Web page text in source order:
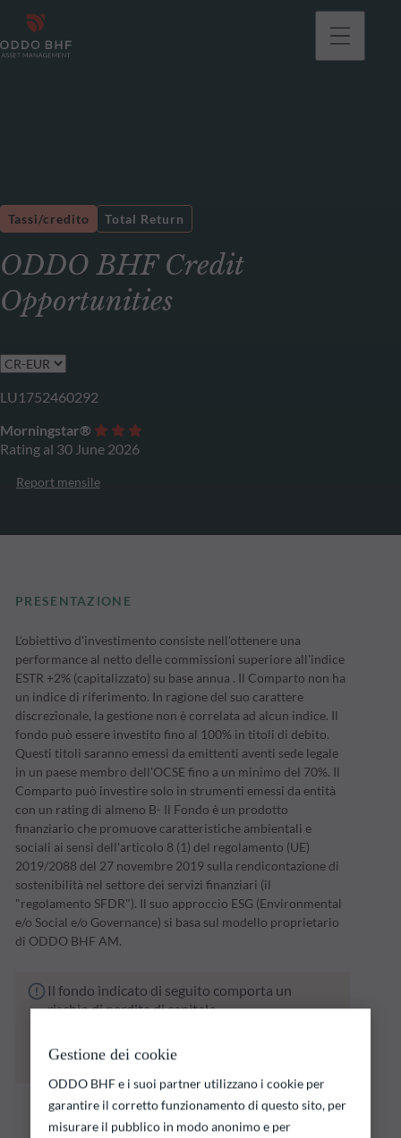
ODDO BHF Credit
Opportunities
Tassi/credito Total Return
LU1752460292
Morningstar®
Rating al 30 June 2026
Report mensile
PRESENTAZIONE
L'obiettivo d'investimento consiste nell'ottenere una
performance al netto delle commissioni superiore all'indice
ESTR +2% (capitalizzato) su base annua . Il Comparto non ha
un indice di riferimento. In ragione del suo carattere
discrezionale, la gestione non è correlata ad alcun indice. Il
fondo può essere investito fino al 100% in titoli di debito.
Questi titoli saranno emessi da emittenti aventi sede legale
in un paese membro dell'OCSE fino a un minimo del 70%. Il
Comparto può investire solo in strumenti emessi da entità
con un rating di almeno B- Il Fondo è un prodotto
finanziario che promuove caratteristiche ambientali e
sociali ai sensi dell'articolo 8 (1) del regolamento (UE)
2019/2088 del 27 novembre 2019 sulla rendicontazione di
sostenibilità nel settore dei servizi finanziari (il
"regolamento SFDR"). Il suo approccio ESG (Environmental
e/o Social e/o Governance) si basa sul modello proprietario
di ODDO BHF AM.
Il fondo indicato di seguito comporta un
rischio di perdita di capitale.
indicativi di quelli futuri e possono variare nel
tempo.
Gestione dei cookie
ODDO BHF e i suoi partner utilizzano i cookie per
garantire il corretto funzionamento di questo sito, per
misurare il pubblico in modo anonimo e per